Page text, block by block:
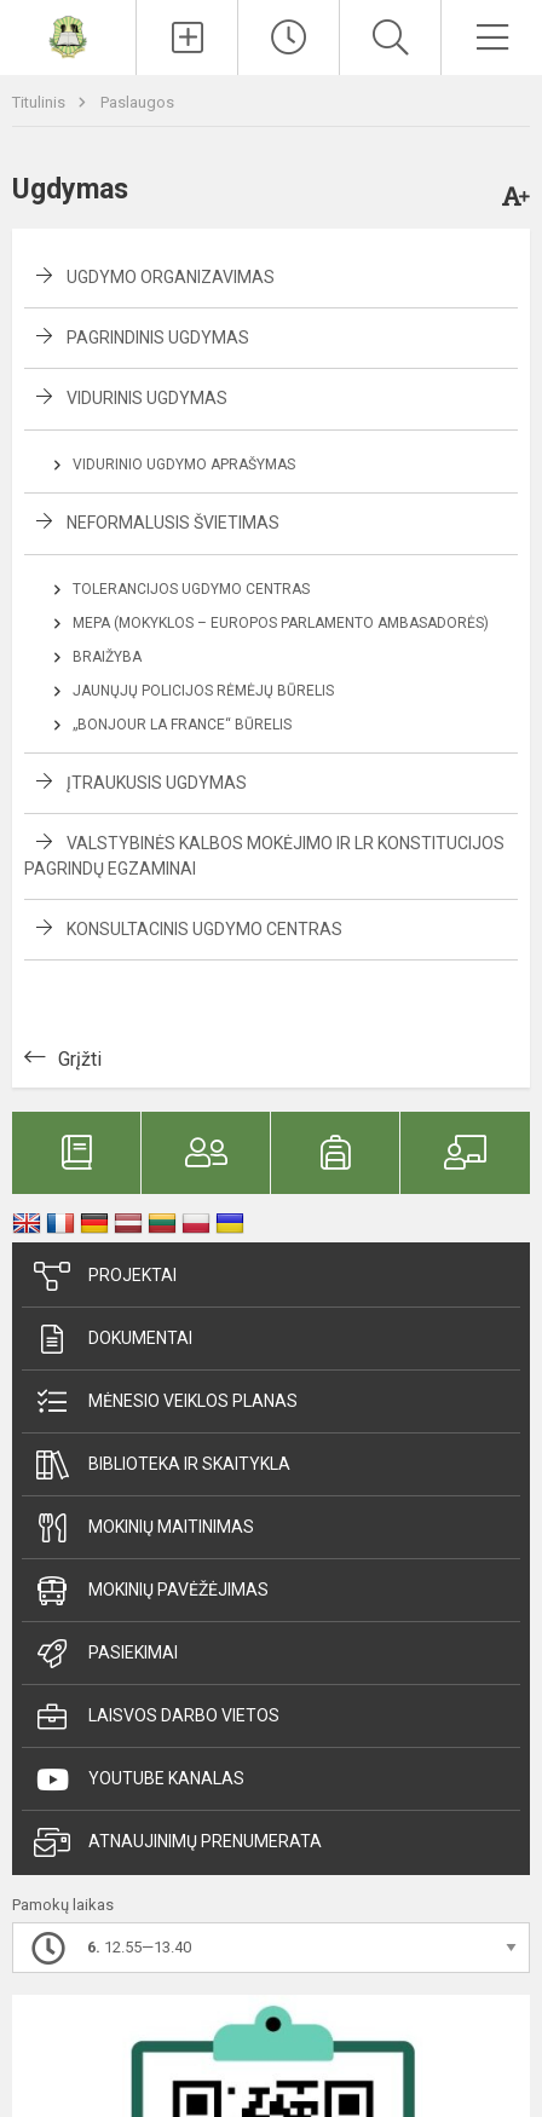
Titulinis Paslaugos
Ugdymas
UGDYMO ORGANIZAVIMAS
PAGRINDINIS UGDYMAS
VIDURINIS UGDYMAS
VIDURINIO UGDYMO APRAŠYMAS
NEFORMALUSIS ŠVIETIMAS
TOLERANCIJOS UGDYMO CENTRAS
MEPA (MOKYKLOS – EUROPOS PARLAMENTO AMBASADORĖS)
BRAIŽYBA
JAUNŲJŲ POLICIJOS RĖMĖJŲ BŪRELIS
„BONJOUR LA FRANCE“ BŪRELIS
ĮTRAUKUSIS UGDYMAS
VALSTYBINĖS KALBOS MOKĖJIMO IR LR KONSTITUCIJOS
PAGRINDŲ EGZAMINAI
KONSULTACINIS UGDYMO CENTRAS
Grįžti
PROJEKTAI
DOKUMENTAI
MĖNESIO VEIKLOS PLANAS
BIBLIOTEKA IR SKAITYKLA
MOKINIŲ MAITINIMAS
MOKINIŲ PAVĖŽĖJIMAS
PASIEKIMAI
LAISVOS DARBO VIETOS
YOUTUBE KANALAS
ATNAUJINIMŲ PRENUMERATA
Pamokų laikas
6. 12.55—13.40